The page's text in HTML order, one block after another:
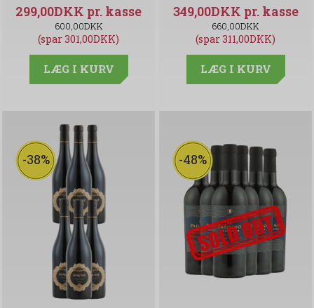
299,00DKK
600,00DKK
(spar 301,00DKK)
LÆG I KURV
349,00DKK
660,00DKK
(spar 311,00DKK)
LÆG I KURV
-38% -48%
udsolgt